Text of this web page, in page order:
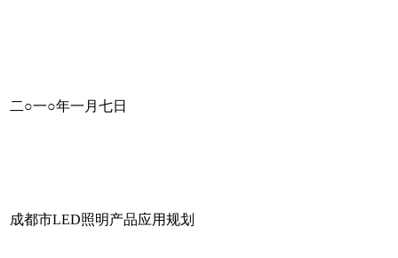
二○一○年一月七日
成都市LED照明产品应用规划